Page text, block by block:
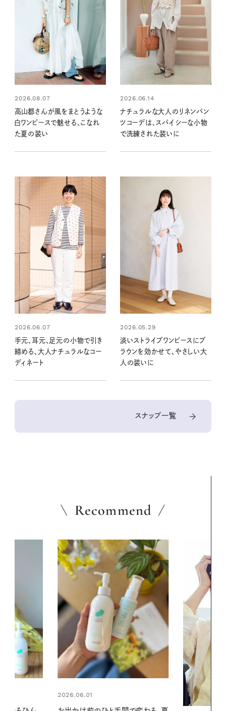
2026.08.07
高山都さんが風をまとうような
白ワンピースで魅せる、こなれ
た夏の装い
2026.06.14
ナチュラルな大人のリネンパン
ツコーデは、スパイシーな小物
で洗練された装いに
2026.06.07
手元、耳元、足元の小物で引き
締める、大人ナチュラルなコー
ディネート
2026.05.29
淡いストライプワンピースにブ
ラウンを効かせて、やさしい大
人の装いに
スナップ一覧
Recommend
2026.06.01